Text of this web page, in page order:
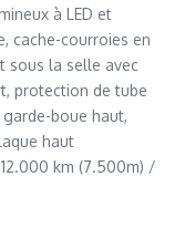
à LED et
cache-courroies en
sous la selle avec
protection de tube
boue haut,
haut
km (7.500m) /